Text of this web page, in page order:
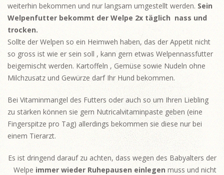
weiterhin bekommen und nur langsam umgestellt werden. Sein
Welpenfutter bekommt der Welpe 2x täglich nass und
trocken.
Sollte der Welpen so ein Heimweh haben, das der Appetit nicht
so gross ist wie er sein soll , kann gern etwas Welpennassfutter
beigemischt werden. Kartoffeln , Gemüse sowie Nudeln ohne
Milchzusatz und Gewürze darf Ihr Hund bekommen.
Bei Vitaminmangel des Futters oder auch so um Ihren Liebling
zu stärken können sie gern Nutricalvitaminpaste geben (eine
Fingerspitze pro Tag) allerdings bekommen sie diese nur bei
einem Tierarzt.
Es ist dringend darauf zu achten, dass wegen des Babyalters der
Welpe immer wieder Ruhepausen einlegen muss und nicht